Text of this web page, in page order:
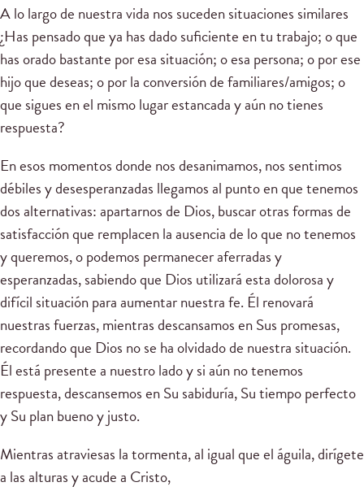
A lo largo de nuestra vida nos suceden situaciones similares
¿Has pensado que ya has dado suficiente en tu trabajo; o que
has orado bastante por esa situación; o esa persona; o por ese
hijo que deseas; o por la conversión de familiares/amigos; o
que sigues en el mismo lugar estancada y aún no tienes
respuesta?
En esos momentos donde nos desanimamos, nos sentimos
débiles y desesperanzadas llegamos al punto en que tenemos
dos alternativas: apartarnos de Dios, buscar otras formas de
satisfacción que remplacen la ausencia de lo que no tenemos
y queremos, o podemos permanecer aferradas y
esperanzadas, sabiendo que Dios utilizará esta dolorosa y
difícil situación para aumentar nuestra fe. Él renovará
nuestras fuerzas, mientras descansamos en Sus promesas,
recordando que Dios no se ha olvidado de nuestra situación.
Él está presente a nuestro lado y si aún no tenemos
respuesta, descansemos en Su sabiduría, Su tiempo perfecto
y Su plan bueno y justo.
Mientras atraviesas la tormenta, al igual que el águila, dirígete
a las alturas y acude a Cristo,